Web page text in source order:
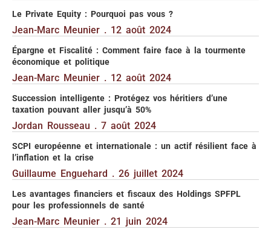
Le Private Equity : Pourquoi pas vous ?
Jean-Marc Meunier 12 août 2024
Épargne et Fiscalité : Comment faire face à la tourmente
économique et politique
Jean-Marc Meunier 12 août 2024
Succession intelligente : Protégez vos héritiers d’une
taxation pouvant aller jusqu’à 50%
Jordan Rousseau 7 août 2024
SCPI européenne et internationale : un actif résilient face à
l’inflation et la crise
Guillaume Enguehard 26 juillet 2024
Les avantages financiers et fiscaux des Holdings SPFPL
pour les professionnels de santé
Jean-Marc Meunier 21 juin 2024